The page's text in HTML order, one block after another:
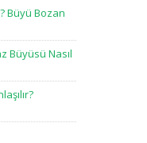
Büyü Bozan
Büyüsü Nasıl